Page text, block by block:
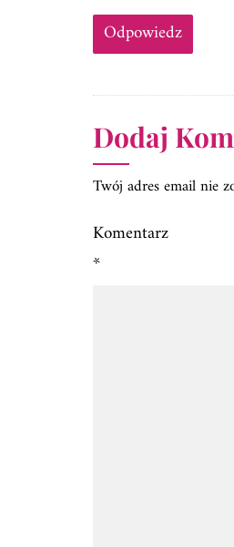
Odpowiedz
Dodaj
Twój adres email nie
Komentarz
*